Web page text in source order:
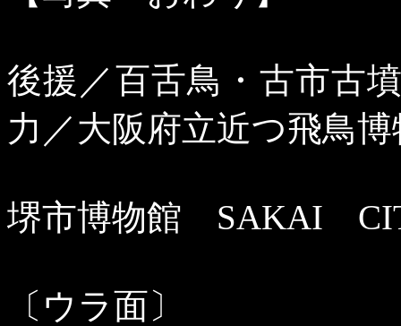
後援／百舌鳥・古市古
力／大阪府立近つ飛鳥博
堺市博物館 SAKAI
〔ウラ面〕